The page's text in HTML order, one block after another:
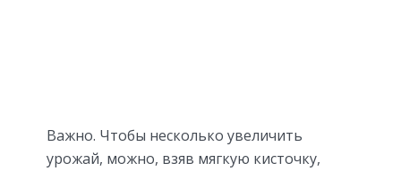
Важно. Чтобы несколько увеличить
урожай, можно, взяв мягкую кисточку,